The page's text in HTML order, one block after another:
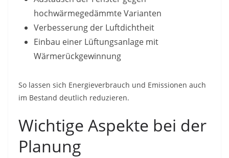
hochwärmegedämmte Varianten
Verbesserung der Luftdichtheit
Einbau einer Lüftungsanlage mit
Wärmerückgewinnung
So lassen sich Energieverbrauch und Emissionen auch
im Bestand deutlich reduzieren.
Wichtige Aspekte bei der
Planung